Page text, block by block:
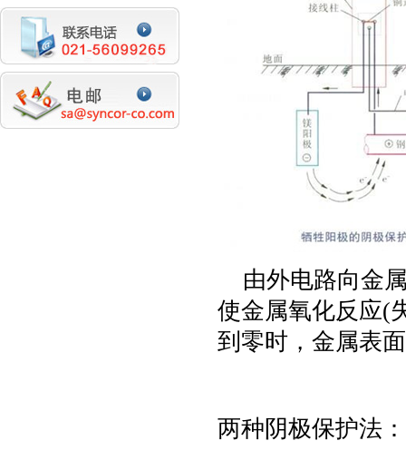
由外电路向金
使金属氧化反应(
到零时，金属表
两种阴极保护法